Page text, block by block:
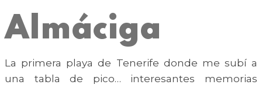
Almáciga
La primera playa de Tenerife donde me subí a
una tabla de pico… interesantes memorias